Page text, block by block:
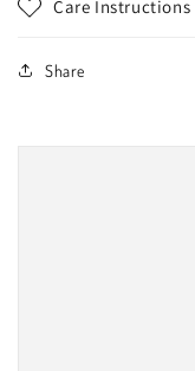
Care Instructions
Share